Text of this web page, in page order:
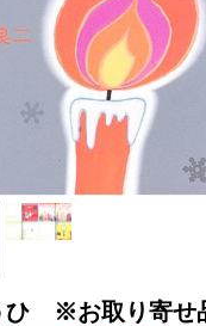
ひ ※お取り寄せ